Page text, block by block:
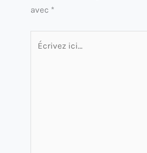
avec *